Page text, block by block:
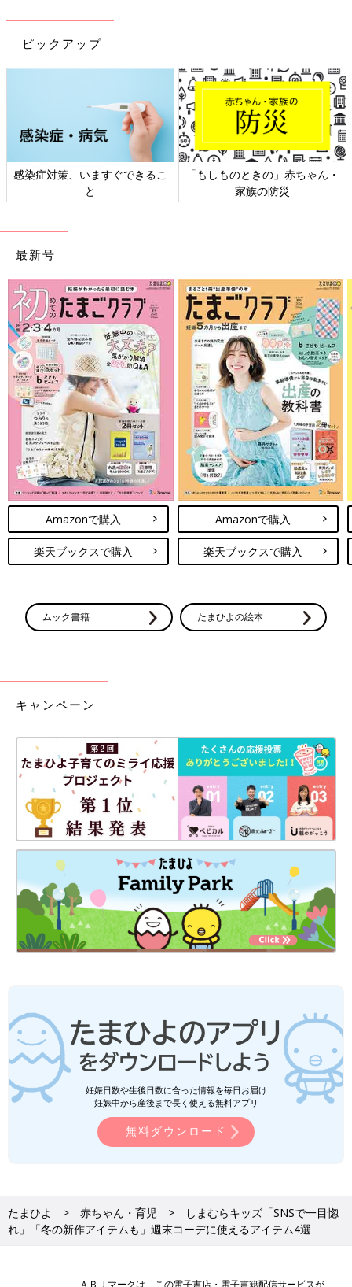
ピックアップ
感染症対策、いますぐできるこ
と
「もしものときの」赤ちゃん・
家族の防災
最新号
Amazonで購入
楽天ブックスで購入
Amazonで購入
楽天ブックスで購入
ムック書籍 たまひよの絵本
キャンペーン
妊娠日数や生後日数に合った情報を毎日お届け
妊娠中から産後まで長く使える無料アプリ
無料ダウンロード
たまひよ 赤ちゃん・育児
しまむらキッズ「SNSで一目惚
れ」「冬の新作アイテムも」週末コーデに使えるアイテム4選
ＡＢＪマークは、この電子書店・電子書籍配信サービスが、